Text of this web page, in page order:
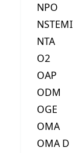
NPO
NSTEMI
NTA
O2
OAP
ODM
OGE
OMA
OMA D